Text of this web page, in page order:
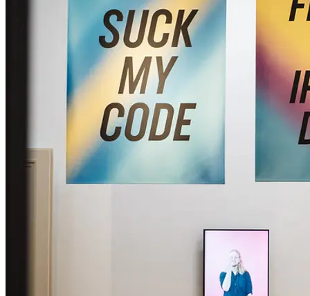
Kuratiert von Rosanna Marie Pondorf und Mareike Schwarz mit
Beiträgen der Künstler_innen Anna Ehrenstein & House of
Tupamaras, Anan Fries, Anja Lekavski & Rosanna Marie
Pondorf, Christiane Peschek, Patrícia J. Reis, Sophie Thun, RA
Walden und VNS Matrix.
Grafik von Anja Lekavski.